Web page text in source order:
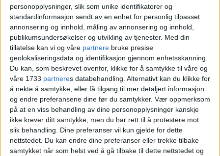
personopplysninger, slik som unike identifikatorer og
standardinformasjon sendt av en enhet for personlig tilpasset
annonsering og innhold, måling av annonsering og innhold,
publikumsundersøkelser og utvikling av tjenester. Med din
tillatelse kan vi og våre partnere bruke presise
geolokaliseringsdata og identifikasjon gjennom enhetsskanning.
Du kan, som beskrevet ovenfor, klikke for å samtykke til våre og
våre 1733 partneres databehandling. Alternativt kan du klikke for
å nekte å samtykke, eller få tilgang til mer detaljert informasjon
og endre preferansene dine før du samtykker. Vær oppmerksom
på at en viss behandling av dine personopplysninger kanskje
ikke krever ditt samtykke, men du har rett til å protestere mot
slik behandling. Dine preferanser vil kun gjelde for dette
nettstedet. Du kan endre dine preferanser eller trekke tilbake
samtykket når som helst ved å gå tilbake til dette nettstedet og
— Ruskenaksjonen er ikke bare ren
ryddedugnad, den er også
holdningsskapende. Her får barna lære
seg å ikke kaste søppel på gata eller i
naturen, forteller Hauger.